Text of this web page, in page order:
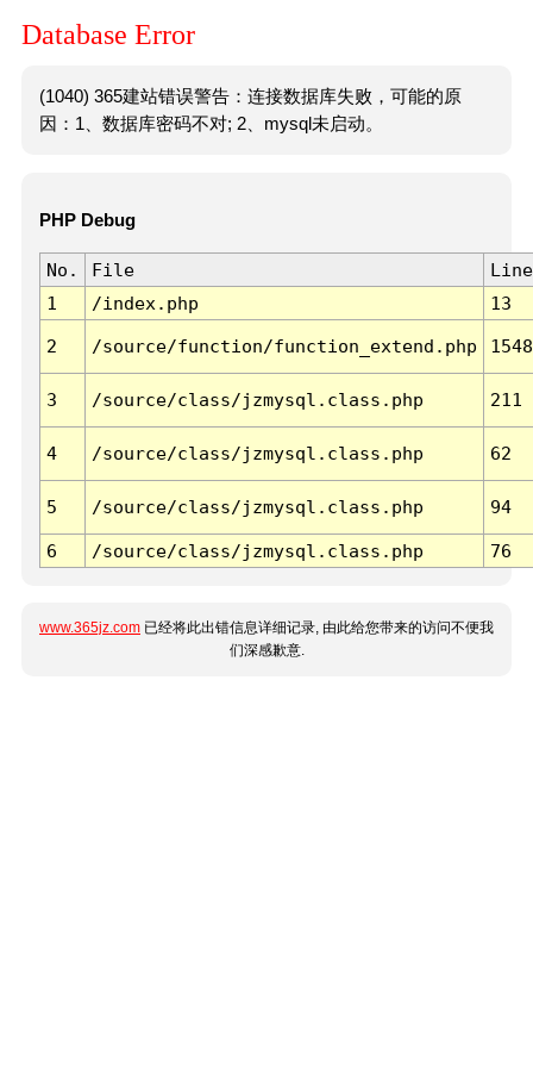
Database Error
(1040) 365建站错误警告：连接数据库失败，可能的原
因：1、数据库密码不对; 2、mysql未启动。
PHP Debug
No. File
Line
1
/index.php 13
2 /source/function/function_extend.php 1548
3 /source/class/jzmysql.class.php 211
4 /source/class/jzmysql.class.php 62
5 /source/class/jzmysql.class.php 94
6 /source/class/jzmysql.class.php 76
www.365jz.com 已经将此出错信息详细记录, 由此给您带来的访问不便我
们深感歉意.